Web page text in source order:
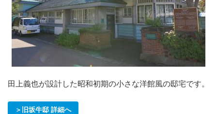
田上義也が設計した昭和初期の小さな洋館風の邸宅です。
＞旧坂牛邸 詳細へ